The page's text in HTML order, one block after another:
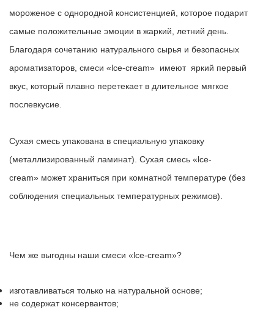
мороженое с однородной консистенцией, которое подарит
самые положительные эмоции в жаркий, летний день.
Благодаря сочетанию натурального сырья и безопасных
ароматизаторов, смеси «lce-cream» имеют яркий первый
вкус, который плавно перетекает в длительное мягкое
послевкусие.
Сухая смесь упакована в специальную упаковку
(металлизированный ламинат). Сухая смесь «lce-
cream» может храниться при комнатной температуре (без
соблюдения специальных температурных режимов).
Чем же выгодны наши смеси «lce-cream»?
изготавливаться только на натуральной основе;
не содержат консервантов;